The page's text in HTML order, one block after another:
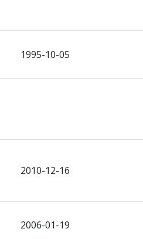
1995-10-05
2010-12-16
2006-01-19